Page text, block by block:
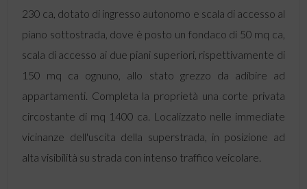
230 ca, dotato di ingresso autonomo e scala di accesso al
piano sottostrada, dove è posto un fondaco di 50 mq ca,
scala di accesso ai due piani superiori, rispettivamente di
150 mq ca ognuno, allo stato grezzo da adibire ad
appartamenti. Completa la proprietà una corte privata
circostante di mq 1400 ca. Localizzato nelle immediate
vicinanze dell'uscita della superstrada, in posizione ad
alta visibilità su strada con intenso traffico veicolare.